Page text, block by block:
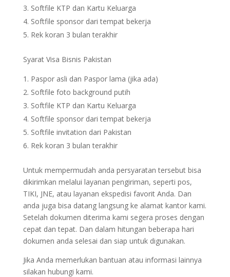
Softfile KTP dan Kartu Keluarga
Softfile sponsor dari tempat bekerja
Rek koran 3 bulan terakhir
Syarat Visa Bisnis Pakistan
Paspor asli dan Paspor lama (jika ada)
Softfile foto background putih
Softfile KTP dan Kartu Keluarga
Softfile sponsor dari tempat bekerja
Softfile invitation dari Pakistan
Rek koran 3 bulan terakhir
Untuk mempermudah anda persyaratan tersebut bisa
dikirimkan melalui layanan pengiriman, seperti pos,
TIKI, JNE, atau layanan ekspedisi favorit Anda. Dan
anda juga bisa datang langsung ke alamat kantor kami.
Setelah dokumen diterima kami segera proses dengan
cepat dan tepat. Dan dalam hitungan beberapa hari
dokumen anda selesai dan siap untuk digunakan.
Jika Anda memerlukan bantuan atau informasi lainnya
silakan hubungi kami.